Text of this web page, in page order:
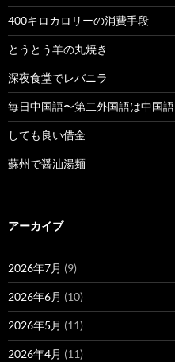
400キロカロリーの消費手段
とうとう羊の丸焼き
深夜食堂でレバニラ
毎日中国語〜第二外国語は中国語
しても良い借金
蘇州で醤油湯麺
アーカイブ
2026年7月 (9)
2026年6月 (10)
2026年5月 (11)
2026年4月 (11)